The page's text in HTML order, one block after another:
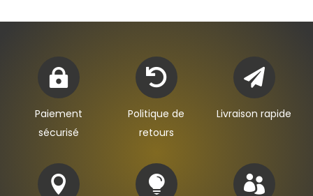

Paiement
sécurisé

Politique de
retours

Livraison rapide
  